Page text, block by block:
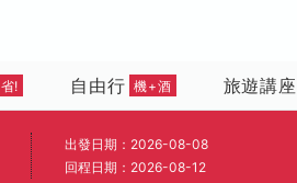
省! 自由行 機+酒 旅遊講座
出發日期：2026-08-08
回程日期：2026-08-12